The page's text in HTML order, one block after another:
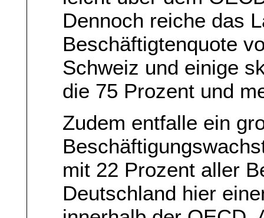
Dennoch reiche das
Beschäftigtenquote
Schweiz und einige
die 75 Prozent und
Zudem entfalle ein
mit 22 Prozent aller
Deutschland hier